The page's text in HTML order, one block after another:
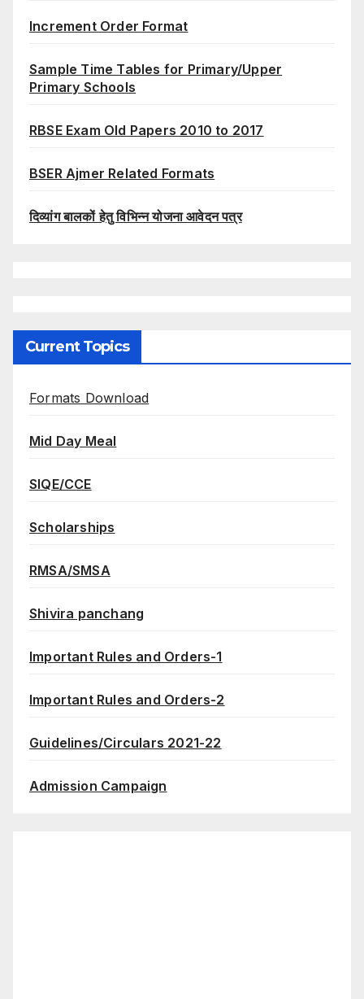
Increment Order Format
Sample Time Tables for Primary/Upper
Primary Schools
RBSE Exam Old Papers 2010 to 2017
BSER Ajmer Related Formats
दिव्यांग बालकों हेतु विभिन्न योजना आवेदन पत्र
Current Topics
Formats Download
Mid Day Meal
SIQE/CCE
Scholarships
RMSA/SMSA
Shivira panchang
Important Rules and Orders-1
Important Rules and Orders-2
Guidelines/Circulars 2021-22
Admission Campaign